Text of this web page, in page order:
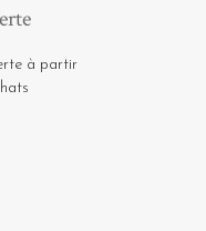
à partir